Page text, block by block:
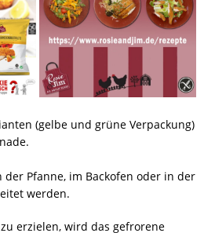
(gelbe und grüne Verpackung)
der Pfanne, im Backofen oder in der
werden.
erzielen, wird das gefrorene